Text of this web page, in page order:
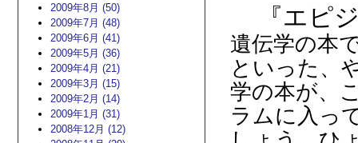
2009年8月 (50)
2009年7月 (48)
2009年6月 (41)
2009年5月 (36)
2009年4月 (21)
2009年3月 (15)
2009年2月 (14)
2009年1月 (31)
2008年12月 (12)
『エピ
遺伝学の本
といった、
学の本が、
ラムに入っ